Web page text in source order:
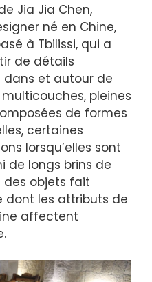
Jia Jia Chen,
né en Chine,
à Tbilissi, qui a
de détails
et autour de
multicouches, pleines
de formes
certaines
lorsqu’elles sont
de longs brins de
des objets fait
dont les attributs de
affectent